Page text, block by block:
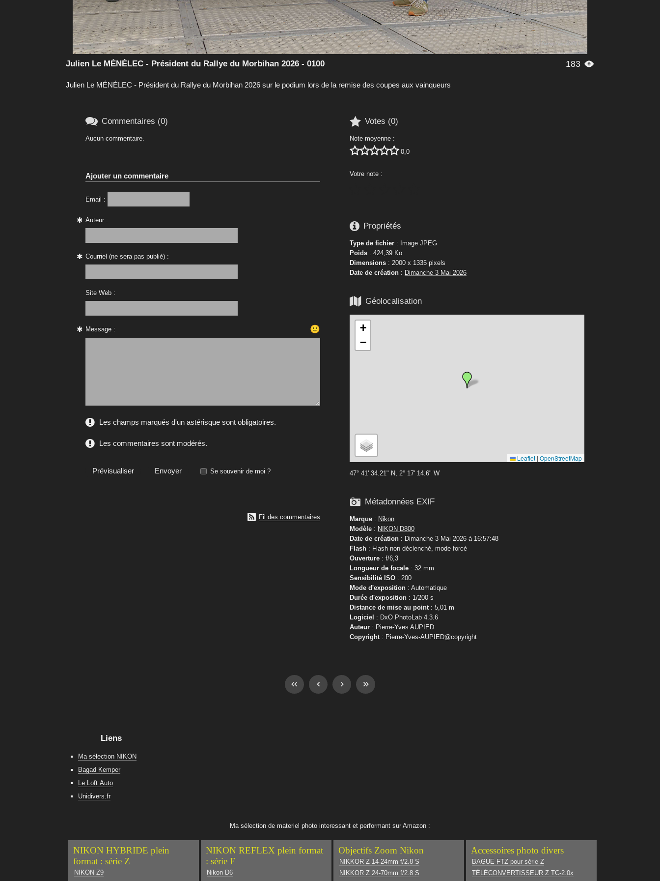
183 
Julien Le MÉNÉLEC - Président du Rallye du Morbihan 2026 - 0100
Julien Le MÉNÉLEC - Président du Rallye du Morbihan 2026 sur le podium lors de la remise des coupes aux vainqueurs
 Votes (0)
Note moyenne :
 0,0
Votre note :
 Propriétés
Type de fichier : Image JPEG
Poids : 424,39 Ko
Dimensions : 2000 x 1335 pixels
Date de création : Dimanche 3 Mai 2026
 Géolocalisation
+
−
Leaflet | OpenStreetMap
47° 41' 34.21" N, 2° 17' 14.6" W
 Métadonnées EXIF
Marque : Nikon
Modèle : NIKON D800
Date de création : Dimanche 3 Mai 2026 à 16:57:48
Flash : Flash non déclenché, mode forcé
Ouverture : f/6,3
Longueur de focale : 32 mm
Sensibilité ISO : 200
Mode d'exposition : Automatique
Durée d'exposition : 1/200 s
Distance de mise au point : 5,01 m
Logiciel : DxO PhotoLab 4.3.6
Auteur : Pierre-Yves AUPIED
Copyright : Pierre-Yves-AUPIED@copyright
 Commentaires (0)
Aucun commentaire.
Ajouter un commentaire
Email :
Auteur :
Courriel (ne sera pas publié) :
Site Web :
Message : 🙂
Les champs marqués d'un astérisque sont obligatoires.
Les commentaires sont modérés.
Se souvenir de moi ?
 Fil des commentaires
Liens
Ma sélection NIKON
Bagad Kemper
Le Loft Auto
Unidivers.fr
Ma sélection de materiel photo interessant et performant sur Amazon :
NIKON HYBRIDE plein
format : série Z
NIKON Z9
NIKON REFLEX plein format
: série F
Nikon D6
Objectifs Zoom Nikon
NIKKOR Z 14-24mm f/2.8 S
NIKKOR Z 24-70mm f/2.8 S
Accessoires photo divers
BAGUE FTZ pour série Z
TÉLÉCONVERTISSEUR Z TC-2.0x